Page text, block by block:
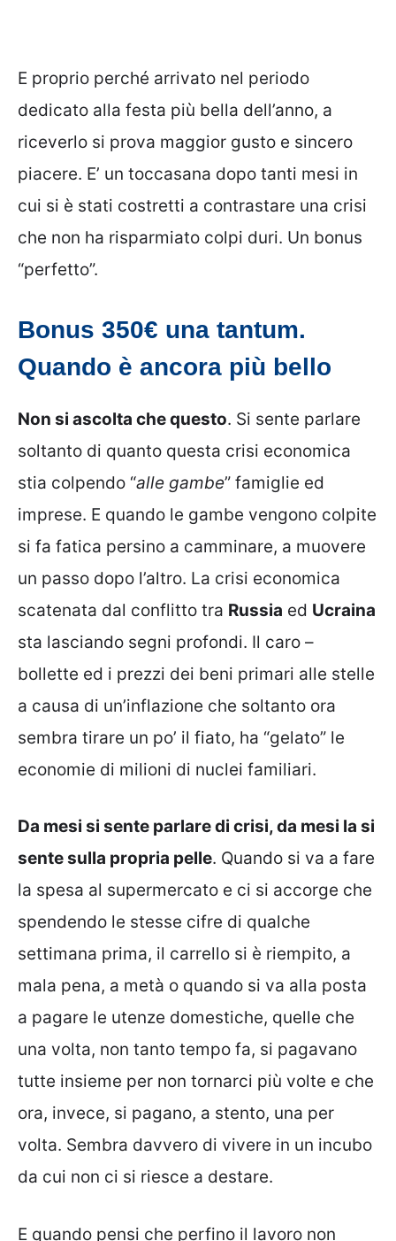
E proprio perché arrivato nel periodo
dedicato alla festa più bella dell’anno, a
riceverlo si prova maggior gusto e sincero
piacere. E’ un toccasana dopo tanti mesi in
cui si è stati costretti a contrastare una crisi
che non ha risparmiato colpi duri. Un bonus
“perfetto”.
Bonus 350€ una tantum.
Quando è ancora più bello
Non si ascolta che questo. Si sente parlare
soltanto di quanto questa crisi economica
stia colpendo “alle gambe” famiglie ed
imprese. E quando le gambe vengono colpite
si fa fatica persino a camminare, a muovere
un passo dopo l’altro. La crisi economica
scatenata dal conflitto tra Russia ed Ucraina
sta lasciando segni profondi. Il caro –
bollette ed i prezzi dei beni primari alle stelle
a causa di un’inflazione che soltanto ora
sembra tirare un po’ il fiato, ha “gelato” le
economie di milioni di nuclei familiari.
Da mesi si sente parlare di crisi, da mesi la si
sente sulla propria pelle. Quando si va a fare
la spesa al supermercato e ci si accorge che
spendendo le stesse cifre di qualche
settimana prima, il carrello si è riempito, a
mala pena, a metà o quando si va alla posta
a pagare le utenze domestiche, quelle che
una volta, non tanto tempo fa, si pagavano
tutte insieme per non tornarci più volte e che
ora, invece, si pagano, a stento, una per
volta. Sembra davvero di vivere in un incubo
da cui non ci si riesce a destare.
E quando pensi che perfino il lavoro non